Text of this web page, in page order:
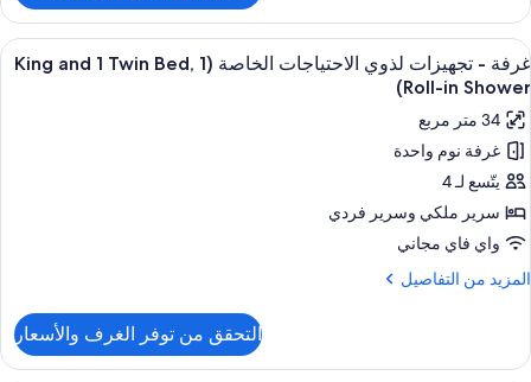
الغرفة
استعراض
جميع
صور
غرفة
-
تجهيزات
لذوي
الاحتياجات
الخاصة
and
خزنة داخل الغرفة ومكتب ومساحة عمل
4
غرفة - تجهيزات لذوي الاحتياجات الخاصة (1 King and 1 Twin Bed,
Roll-in Shower)
34 متر مربع
غرفة نوم واحدة
يتّسع لـ 4
سرير ملكي‫‬ وسرير فردي
واي فاي مجاني
المزيد من التفاصيل
المزيد
غرفة
التحقق من توفر الغرف والأسعار